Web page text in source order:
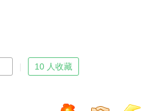
10 人收藏